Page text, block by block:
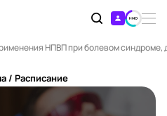
НПВП при болевом синдроме,
/ Расписание